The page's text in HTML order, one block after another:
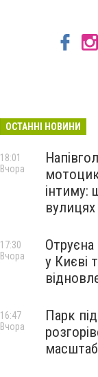
ОСТАННІ НОВИНИ
інтиму:
вулицях
18:01
Вчора
Отруєна
у Києві
17:30
Вчора
Парк
16:47
Вчора